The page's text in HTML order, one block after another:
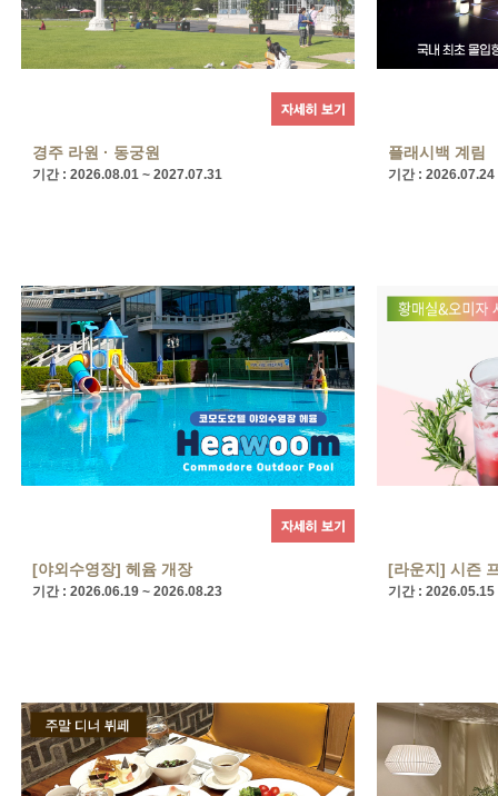
경주 라원 · 동궁원
기간 : 2026.08.01 ~ 2027.07.31
플래시백 계림
기간 :
[야외수영장] 헤윰 개장
기간 : 2026.06.19 ~ 2026.08.23
[라운지] 시즌
기간 :